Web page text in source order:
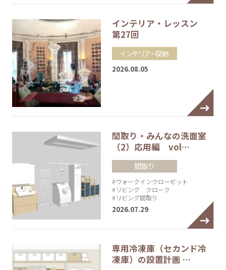
インテリア・レッスン
第27回
インテリア・収納
2026.08.05
間取り・みんなの洗面室
（2）応用編 vol…
間取り
#ウォークインクローゼット
#リビング クローク
#リビング間取り
2026.07.29
専用冷凍庫（セカンド冷
凍庫）の設置計画 …